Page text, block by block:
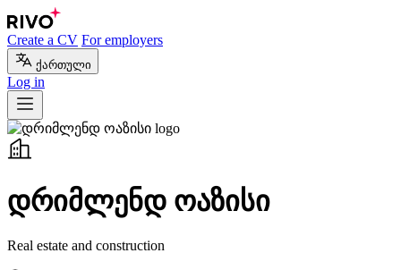
Create a CV For employers
ქართული
Log in
დრიმლენდ ოაზისი
Real estate and construction